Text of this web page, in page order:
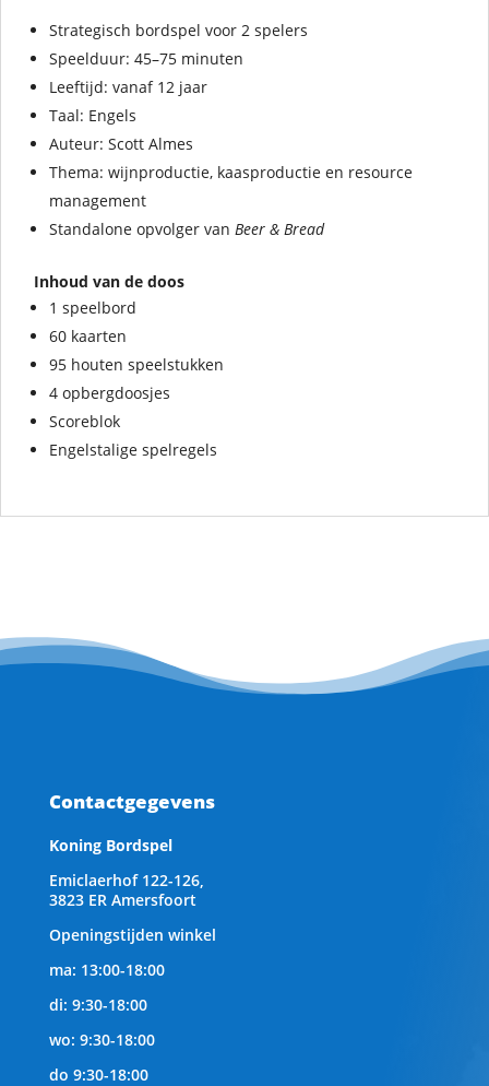
Strategisch bordspel voor 2 spelers
Speelduur: 45–75 minuten
Leeftijd: vanaf 12 jaar
Taal: Engels
Auteur: Scott Almes
Thema: wijnproductie, kaasproductie en resource
management
Standalone opvolger van Beer & Bread
Inhoud van de doos
1 speelbord
60 kaarten
95 houten speelstukken
4 opbergdoosjes
Scoreblok
Engelstalige spelregels
Contactgegevens
Koning Bordspel
Emiclaerhof 122-126,
3823 ER Amersfoort
Openingstijden winkel
ma: 13:00-18:00
di: 9:30-18:00
wo: 9:30-18:00
do 9:30-18:00